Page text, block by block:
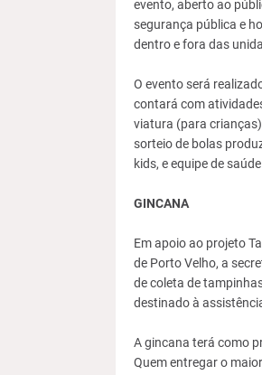
evento, aberto ao
segurança pública e
dentro e fora das
O evento será
contará com
viatura (para
sorteio de bolas
kids, e equipe de
GINCANA
Em apoio ao projeto
de Porto Velho, a
de coleta de
destinado à
A gincana terá como
Quem entregar o